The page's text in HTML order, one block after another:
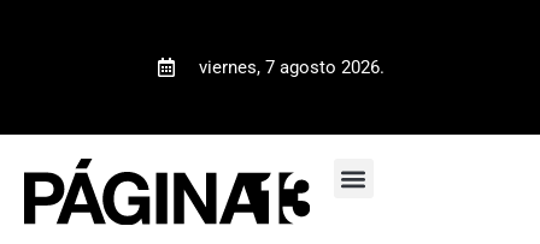
viernes, 7 agosto 2026.